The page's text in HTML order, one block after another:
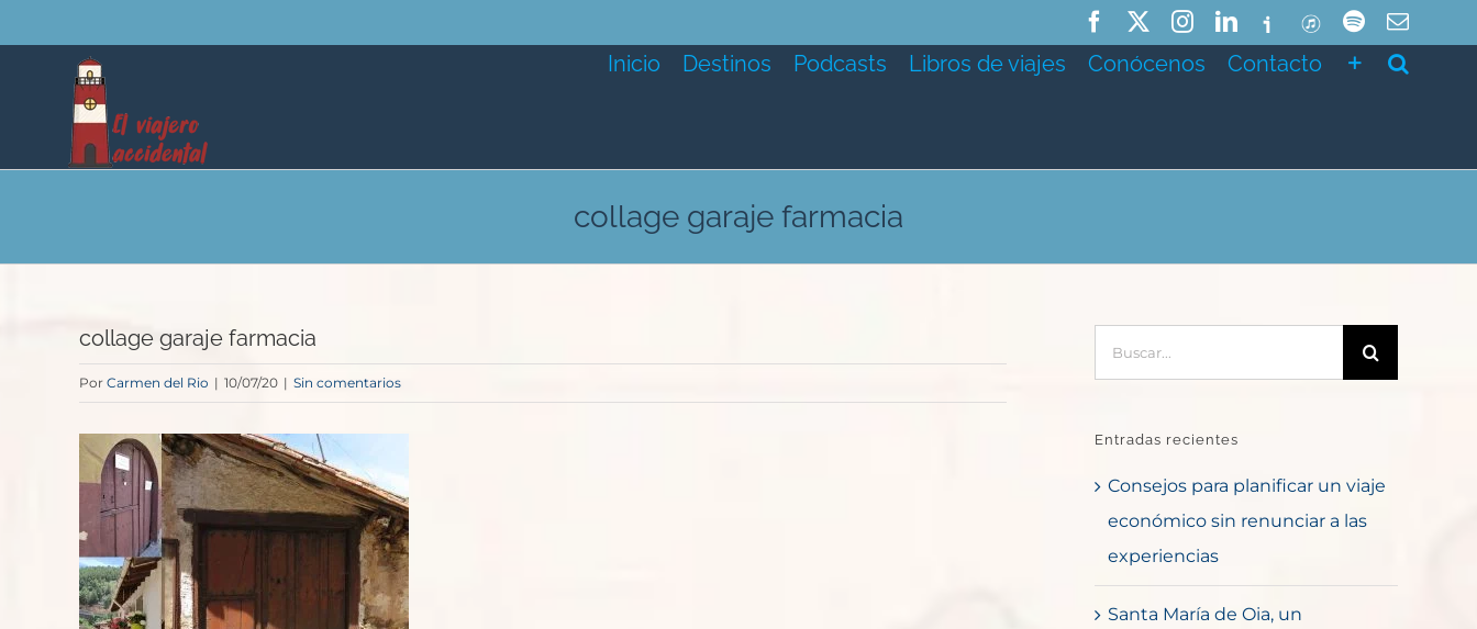
al
contenido
FacebookInstagramLinkedIn
IvooxITunesSpotifyCorreo
Inicio Destinos Podcasts Libros de viajes Conócenos Contacto
collage garaje farmacia
collage garaje farmacia
Por Carmen del Rio | 10/07/20 | Sin comentarios
Entradas recientes
Consejos para planificar un viaje
económico sin renunciar a las
experiencias
Santa María de Oia, un